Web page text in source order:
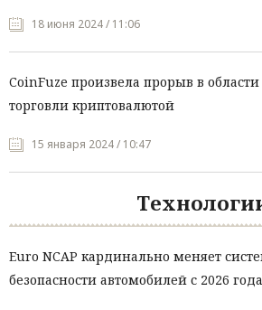
18 июня 2024 / 11:06
CoinFuze произвела прорыв в
торговли криптовалютой
15 января 2024 / 10:47
Euro NCAP кардинально меняет
безопасности автомобилей с 2026 года